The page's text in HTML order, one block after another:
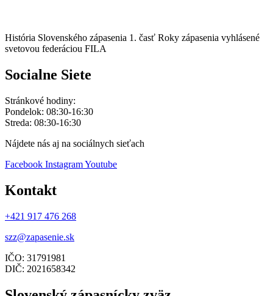
História Slovenského zápasenia 1. časť Roky zápasenia vyhlásené
svetovou federáciou FILA
Socialne Siete
Stránkové hodiny:
Pondelok: 08:30-16:30
Streda: 08:30-16:30
Nájdete nás aj na sociálnych sieťach
Facebook InstagramYoutube
Kontakt
+421 917 476 268
szz@zapasenie.sk
IČO: 31791981
DIČ: 2021658342